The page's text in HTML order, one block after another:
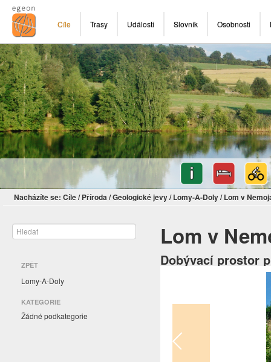
Cíle Trasy Události Slovník Osobnosti
Nacházíte se: Cíle/ Příroda/Geologické jevy/ Lomy-A-Doly/ Lom v
ZPĚT
Lomy-A-Doly
KATEGORIE
Žádné podkategorie
Lom v
Dobývací prostor